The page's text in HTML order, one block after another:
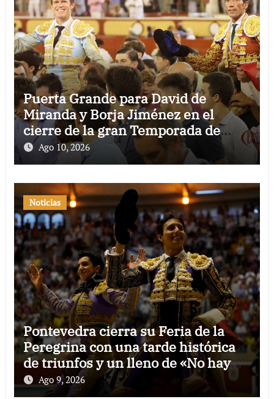
Puerta Grande para David de
Miranda y Borja Jiménez en el
cierre de la gran Temporada de
Verano de El Puerto
Ago 10, 2026
Noticias
Pontevedra cierra su Feria de la
Peregrina con una tarde histórica
de triunfos y un lleno de «No hay
billetes»
Ago 9, 2026